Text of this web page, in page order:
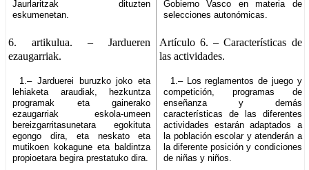
Jaurlaritzak dituzten
eskumenetan.
Gobierno Vasco en materia de
selecciones autonómicas.
6. artikulua.– Jardueren
ezaugarriak.
Artículo 6.– Características de
las actividades.
1.– Jarduerei buruzko joko eta
lehiaketa araudiak, hezkuntza
programak eta gainerako
ezaugarriak eskola-umeen
bereizgarritasunetara egokituta
egongo dira, eta neskato eta
mutikoen kokagune eta baldintza
propioetara begira prestatuko dira.
1.– Los reglamentos de juego y
competición, programas de
enseñanza y demás
características de las diferentes
actividades estarán adaptados a
la población escolar y atenderán a
la diferente posición y condiciones
de niñas y niños.